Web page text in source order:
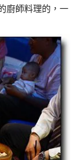
廚師料理的，一